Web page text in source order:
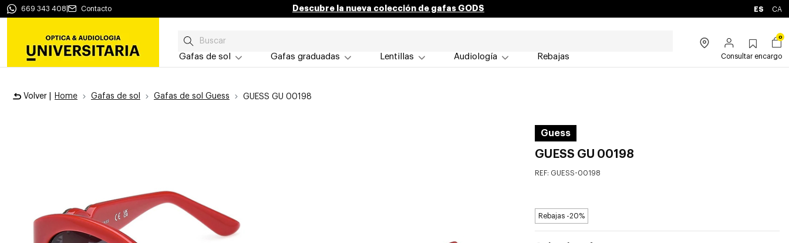
669 343 408 Contacto Descubre la nueva colección de gafas GODS ES CA
Gafas de sol Gafas graduadas Lentillas Audiología Rebajas
0
Consultar encargo
Volver | Home Gafas de sol Gafas de sol Guess GUESS GU 00198
Guess
GUESS GU 00198
REF: GUESS-00198
Rebajas -20%